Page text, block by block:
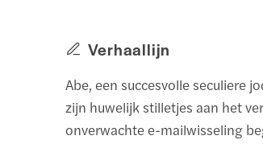
Verhaallijn
Abe, een succesvolle seculiere
zijn huwelijk stilletjes aan het
onverwachte e-mailwisseling